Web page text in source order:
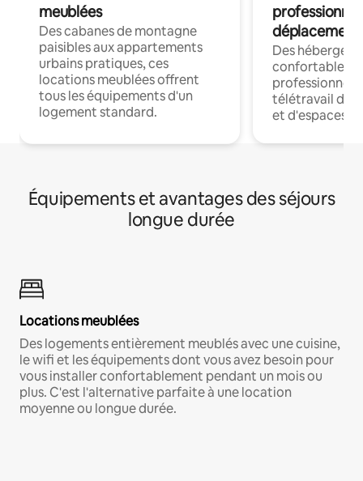
meublées
Des cabanes de montagne
paisibles aux appartements
urbains pratiques, ces
locations meublées offrent
tous les équipements d'un
logement standard.
déplacement
Des
confortables
professionnels
télétravail
et d'espaces
Équipements et avantages des séjours
longue durée
Locations meublées
Des logements entièrement meublés avec une cuisine,
le wifi et les équipements dont vous avez besoin pour
vous installer confortablement pendant un mois ou
plus. C'est l'alternative parfaite à une location
moyenne ou longue durée.